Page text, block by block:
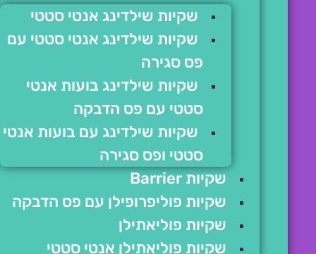
שקיות שילדינג אנטי סטטי
שקיות שילדינג אנטי סטטי עם
פס סגירה
שקיות שילדינג בועות אנטי
סטטי עם פס הדבקה
שקיות שילדינג עם בועות אנטי
סטטי ופס סגירה
שקיות Barrier
שקיות פוליפרופילן עם פס הדבקה
שקיות פוליאתילן
שקיות פוליאתילן אנטי סטטי